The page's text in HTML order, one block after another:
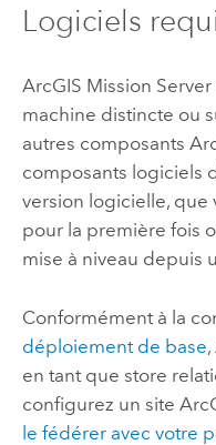
Logiciels
ArcGIS Mission Server
machine distincte ou
autres composants
composants logiciels
version logicielle, que
pour la première fois
mise à niveau depuis
Conformément à la
déploiement de base
en tant que store
configurez un site
le fédérer avec votre